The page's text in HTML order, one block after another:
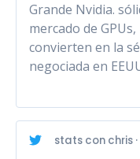
Grande Nvidia.
mercado de
convierten en la
negociada en
stats con chris ·